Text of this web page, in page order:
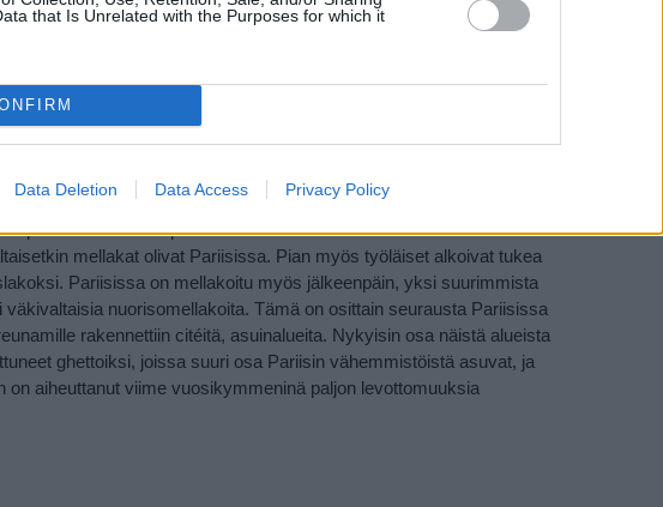
that Is Unrelated with the Purposes for which it
Data Deletion Data Access Privacy Policy
kaupunki vaurioitui jonkin verran, mutta voitokkaan Marnen taistelun
säästyi tuholta. Yksi 1900-luvun merkittävistä käännekohdista oli
yhteen politiikan merkittävät johtohahmot kuukausiksi kaupunkiin
Maailmansotien välisenä aikana Pariisi tuli tunnetuksi
myös ulkomailta. Toisessa maailmansodassa Pariisi oli saksalaisten
suuria tuhoja sodan aikana, sillä Pariisissa ei ollut juurikaan
tärkeitä monumentteja, Hitlerin käskystä huolimatta.
keskuspaikka. Näin oli esimerkiksi vuonna 1968
mellakat olivat Pariisissa. Pian myös työläiset alkoivat tukea
Pariisissa on mellakoitu myös jälkeenpäin, yksi suurimmista
nuorisomellakoita. Tämä on osittain seurausta Pariisissa
rakennettiin citéitä, asuinalueita. Nykyisin osa näistä alueista
ghettoiksi, joissa suuri osa Pariisin vähemmistöistä asuvat, ja
aiheuttanut viime vuosikymmeninä paljon levottomuuksia